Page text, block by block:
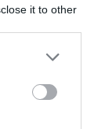
it to other
Google
may click to
tags to
Google